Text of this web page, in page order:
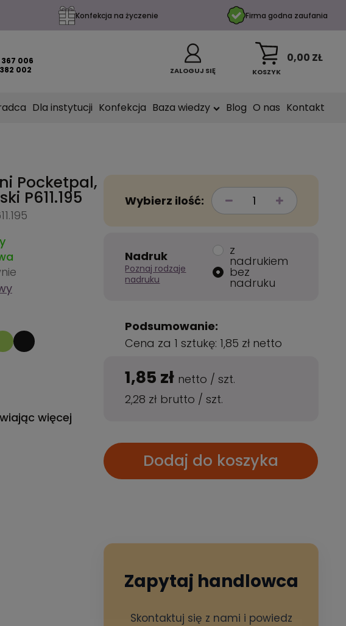
Konfekcja na życzenie Firma godna zaufania
006
002 ZALOGUJ SIĘ KOSZYK
0,00 ZŁ
Dla instytucji Konfekcja Baza wiedzy Blog O nas Kontakt
Pocketpal,
P611.195
więcej
Wybierz ilość:
Nadruk
Poznaj rodzaje
nadruku
z
nadrukiem
bez
nadruku
Podsumowanie:
Cena za 1 sztukę: 1,85 zł netto
1,85 zł netto /szt.
2,28 zł brutto /szt.
Dodaj do koszyka
Zapytaj handlowca
Skontaktuj się z nami i powiedz